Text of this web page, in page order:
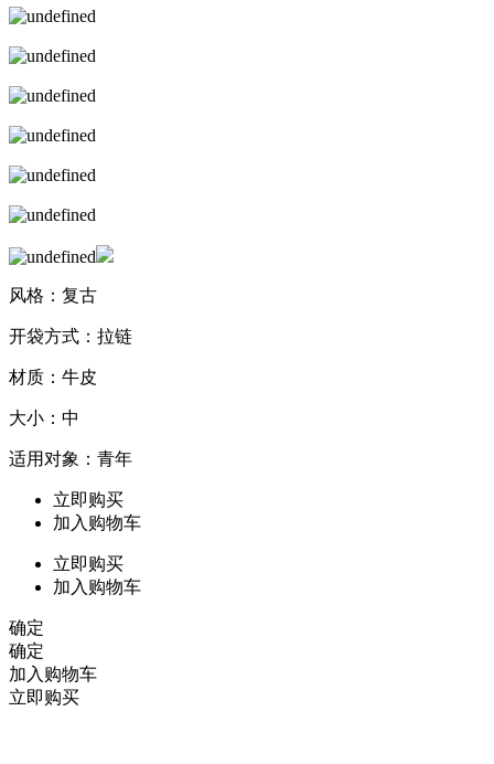
风格：复古
开袋方式：拉链
材质：牛皮
大小：中
适用对象：青年
立即购买
加入购物车
立即购买
加入购物车
确定
确定
加入购物车
立即购买